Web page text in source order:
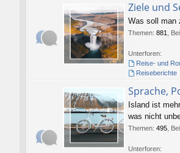
Ziele und
Was soll man
Themen: 881
Unterforen:
Reise- und
Reiseberichte
Sprache,
Island ist
was nicht
Themen: 495
Unterforen: